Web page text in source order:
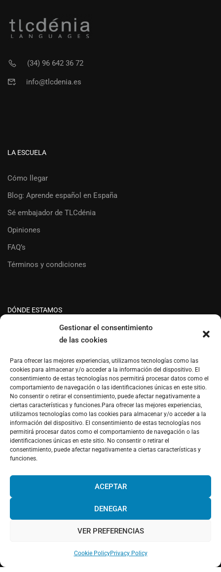
Gestionar el consentimiento
de las cookies
Para ofrecer las mejores experiencias, utilizamos tecnologías como las
cookies para almacenar y/o acceder a la información del dispositivo. El
consentimiento de estas tecnologías nos permitirá procesar datos como el
comportamiento de navegación o las identificaciones únicas en este sitio.
No consentir o retirar el consentimiento, puede afectar negativamente a
ciertas características y funciones.Para ofrecer las mejores experiencias,
utilizamos tecnologías como las cookies para almacenar y/o acceder a la
información del dispositivo. El consentimiento de estas tecnologías nos
permitirá procesar datos como el comportamiento de navegación o las
identificaciones únicas en este sitio. No consentir o retirar el
consentimiento, puede afectar negativamente a ciertas características y
funciones.
ACEPTAR
DENEGAR
VER PREFERENCIAS
Cookie PolicyPrivacy Policy
(34) 96 642 36 72
info@tlcdenia.es
LA ESCUELA
Cómo llegar
Blog: Aprende español en España
Sé embajador de TLCdénia
Opiniones
FAQ’s
Términos y condiciones
DÓNDE ESTAMOS
Haz clic para aceptar cookies de marketing y
permitir este contenido
FacebookTwitterLinkedInPinterestInstagramYoutube
information? Please, contact us and we